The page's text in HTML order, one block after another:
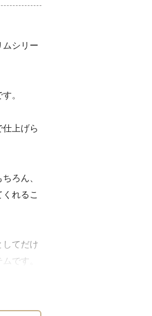
ムシリー
。
上げら
ろん、
れるこ
してだけ
です。